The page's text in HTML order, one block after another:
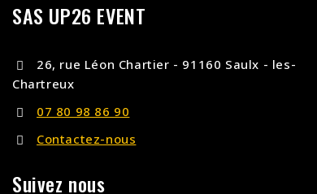
SAS UP26 EVENT
26, rue Léon Chartier - 91160 Saulx - les-
Chartreux
07 80 98 86 90
Contactez-nous
Suivez nous